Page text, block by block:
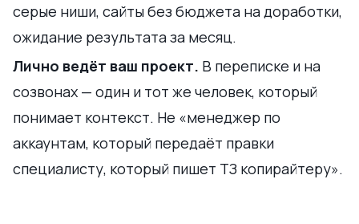
серые ниши, сайты без бюджета на доработки,
ожидание результата за месяц.
Лично ведёт ваш проект. В переписке и на
созвонах — один и тот же человек, который
понимает контекст. Не «менеджер по
аккаунтам, который передаёт правки
специалисту, который пишет ТЗ копирайтеру».